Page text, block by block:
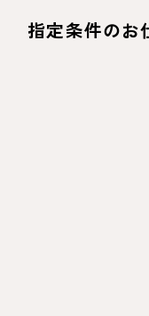
指定条件のお